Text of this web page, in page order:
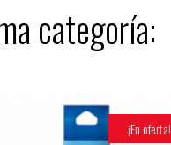
categoría:
¡En oferta!